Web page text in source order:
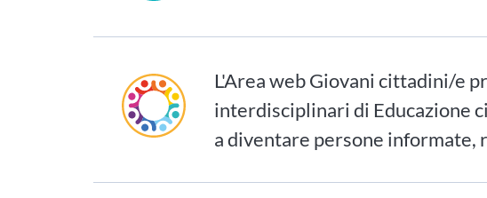
L'Area web Giovani cittadini/e
interdisciplinari di Educazione
a diventare persone informate,